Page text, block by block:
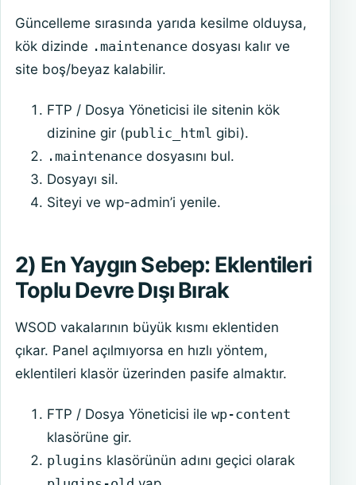
Güncelleme sırasında yarıda kesilme olduysa,
kök dizinde .maintenance dosyası kalır ve
site boş/beyaz kalabilir.
FTP / Dosya Yöneticisi ile sitenin kök
dizinine gir (public_html gibi).
.maintenance dosyasını bul.
Dosyayı sil.
Siteyi ve wp-admin’i yenile.
2) En Yaygın Sebep: Eklentileri
Toplu Devre Dışı Bırak
WSOD vakalarının büyük kısmı eklentiden
çıkar. Panel açılmıyorsa en hızlı yöntem,
eklentileri klasör üzerinden pasife almaktır.
FTP / Dosya Yöneticisi ile wp-content
klasörüne gir.
plugins klasörünün adını geçici olarak